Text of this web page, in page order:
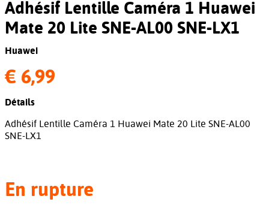
Adhésif Lentille Caméra 1 Huawei
Mate 20 Lite SNE-AL00 SNE-LX1
Huawei
€ 6,99
Détails
Adhésif Lentille Caméra 1 Huawei Mate 20 Lite SNE-AL00
SNE-LX1
En rupture